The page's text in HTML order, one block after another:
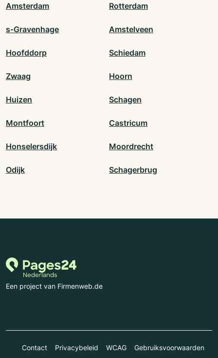
Amsterdam Rotterdam
s-Gravenhage Amstelveen
Hoofddorp Schiedam
Zwaag Hoorn
Huizen Schagen
Montfoort Castricum
Honselersdijk Moordrecht
Odijk Schagerbrug
Een project van Firmenweb.de
Contact Privacybeleid WCAG
Gebruiksvoorwaarden